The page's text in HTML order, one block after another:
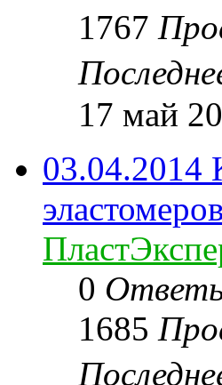
1767
17 май
03.04.2014
0
1685